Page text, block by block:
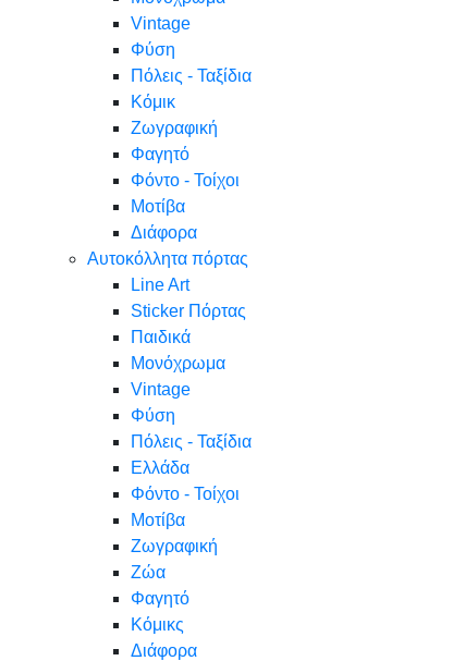
Vintage
Φύση
Πόλεις - Ταξίδια
Κόμικ
Ζωγραφική
Φαγητό
Φόντο - Τοίχοι
Μοτίβα
Διάφορα
Αυτοκόλλητα πόρτας
Line Art
Sticker Πόρτας
Παιδικά
Μονόχρωμα
Vintage
Φύση
Πόλεις - Ταξίδια
Ελλάδα
Φόντο - Τοίχοι
Μοτίβα
Ζωγραφική
Ζώα
Φαγητό
Κόμικς
Διάφορα